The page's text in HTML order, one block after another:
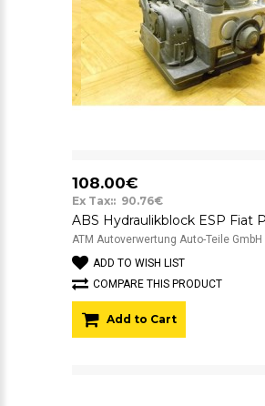
108.00€
Ex Tax:: 90.76€
ATM Autoverwertung Auto-Teile GmbH ..
ADD TO WISH LIST
COMPARE THIS PRODUCT
Add to Cart